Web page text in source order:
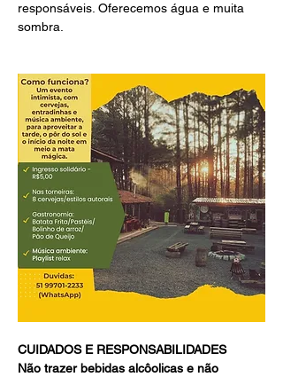
responsáveis. Oferecemos água e muita
sombra.
CUIDADOS E RESPONSABILIDADES
Não trazer bebidas alcôolicas e não